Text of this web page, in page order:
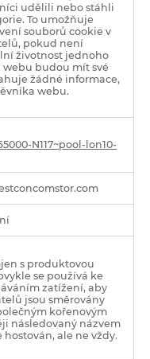
udělili nebo stáhli
To umožňuje
souborů cookie v
pokud není
životnost jednoho
webu budou mít své
žádné informace,
webu.
N117~pool-lon10-
s produktovou
se používá ke
zatížení, aby
jsou směrovány
kořenovým
následovaný názvem
ale ne vždy.